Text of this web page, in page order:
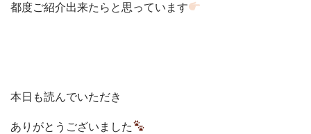
都度ご紹介出来たらと思っています
本日も読んでいただき
ありがとうございました